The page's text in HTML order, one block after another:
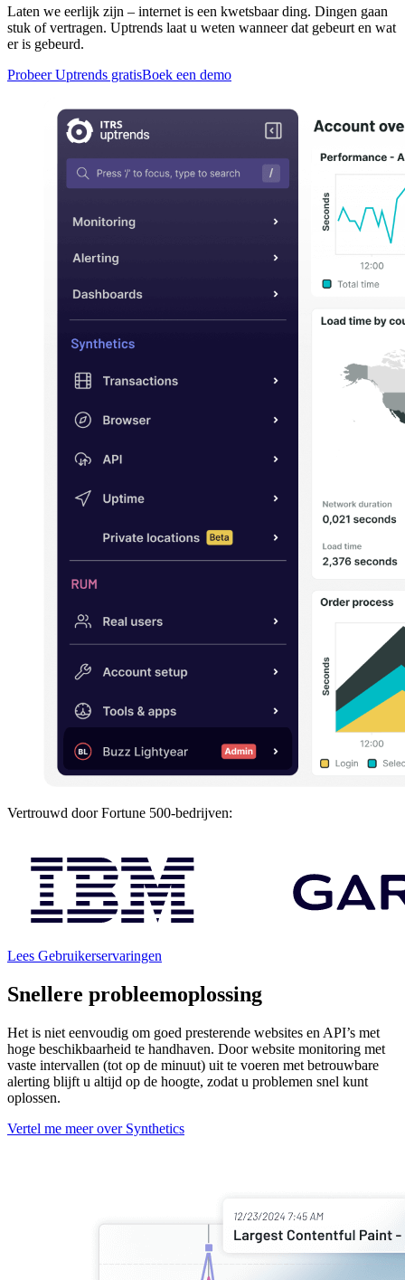
Laten we eerlijk zijn – internet is een kwetsbaar ding. Dingen gaan
stuk of vertragen. Uptrends laat u weten wanneer dat gebeurt en wat
er is gebeurd.
Probeer Uptrends gratisBoek een demo
Vertrouwd door Fortune 500-bedrijven:
Lees Gebruikerservaringen
Snellere probleemoplossing
Het is niet eenvoudig om goed presterende websites en API’s met
hoge beschikbaarheid te handhaven. Door website monitoring met
vaste intervallen (tot op de minuut) uit te voeren met betrouwbare
alerting blijft u altijd op de hoogte, zodat u problemen snel kunt
oplossen.
Vertel me meer over Synthetics